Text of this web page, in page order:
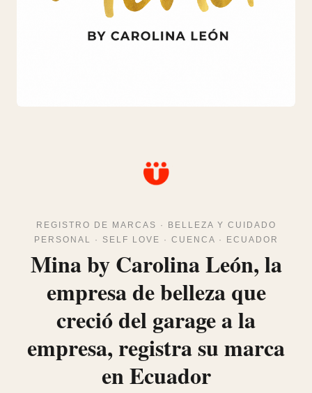
REGISTRO DE MARCAS · BELLEZA Y CUIDADO
PERSONAL · SELF LOVE · CUENCA · ECUADOR
Mina by Carolina León, la
empresa de belleza que
creció del garage a la
empresa, registra su marca
en Ecuador